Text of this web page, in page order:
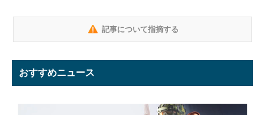
記事について指摘する
おすすめニュース